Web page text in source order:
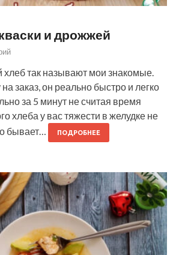
и дрожжей
так называют мои знакомые.
заказ, он реально быстро и легко
за 5 минут не считая время
хлеба у вас тяжести в желудке не
бывает…
ПОДРОБНЕЕ